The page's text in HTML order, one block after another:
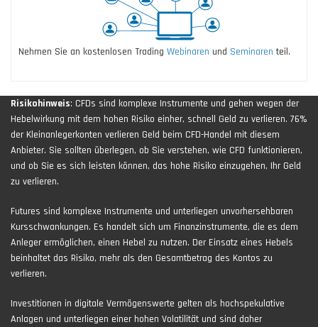
Nehmen Sie an kostenlosen Trading Webinaren und Seminaren teil.
Risikohinweis: CFDs sind komplexe Instrumente und gehen wegen der
Hebelwirkung mit dem hohen Risiko einher, schnell Geld zu verlieren. 76%
der Kleinanlegerkonten verlieren Geld beim CFD-Handel mit diesem
Anbieter. Sie sollten überlegen, ob Sie verstehen, wie CFD funktionieren,
und ob Sie es sich leisten können, das hohe Risiko einzugehen, Ihr Geld
zu verlieren.
Futures sind komplexe Instrumente und unterliegen unvorhersehbaren
Kursschwankungen. Es handelt sich um Finanzinstrumente, die es dem
Anleger ermöglichen, einen Hebel zu nutzen. Der Einsatz eines Hebels
beinhaltet das Risiko, mehr als den Gesamtbetrag des Kontos zu
verlieren.
Investitionen in digitale Vermögenswerte gelten als hochspekulative
Anlagen und unterliegen einer hohen Volatilität und sind daher